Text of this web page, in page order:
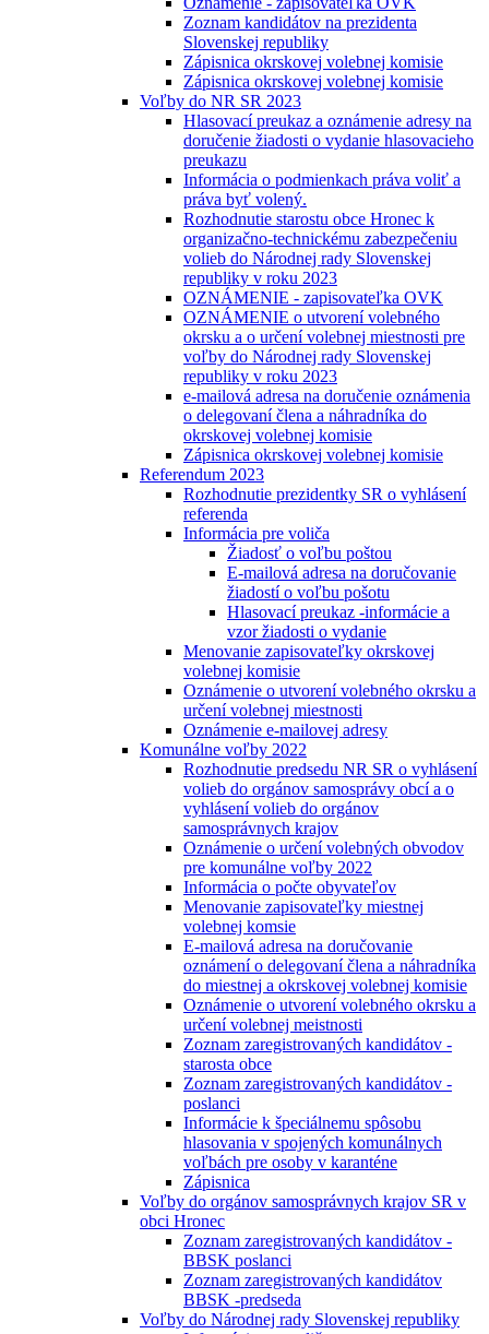
Zoznam kandidátov na prezidenta
Slovenskej republiky
Zápisnica okrskovej volebnej komisie
Zápisnica okrskovej volebnej komisie
Voľby do NR SR 2023
Hlasovací preukaz a oznámenie adresy na
doručenie žiadosti o vydanie hlasovacieho
preukazu
Informácia o podmienkach práva voliť a
práva byť volený.
Rozhodnutie starostu obce Hronec k
organizačno-technickému zabezpečeniu
volieb do Národnej rady Slovenskej
republiky v roku 2023
OZNÁMENIE - zapisovateľka OVK
OZNÁMENIE o utvorení volebného
okrsku a o určení volebnej miestnosti pre
voľby do Národnej rady Slovenskej
republiky v roku 2023
e-mailová adresa na doručenie oznámenia
o delegovaní člena a náhradníka do
okrskovej volebnej komisie
Zápisnica okrskovej volebnej komisie
Referendum 2023
Rozhodnutie prezidentky SR o vyhlásení
referenda
Informácia pre voliča
Žiadosť o voľbu poštou
E-mailová adresa na doručovanie
žiadostí o voľbu pošotu
Hlasovací preukaz -informácie a
vzor žiadosti o vydanie
Menovanie zapisovateľky okrskovej
volebnej komisie
Oznámenie o utvorení volebného okrsku a
určení volebnej miestnosti
Oznámenie e-mailovej adresy
Komunálne voľby 2022
Rozhodnutie predsedu NR SR o vyhlásení
volieb do orgánov samosprávy obcí a o
vyhlásení volieb do orgánov
samosprávnych krajov
Oznámenie o určení volebných obvodov
pre komunálne voľby 2022
Informácia o počte obyvateľov
Menovanie zapisovateľky miestnej
volebnej komsie
E-mailová adresa na doručovanie
oznámení o delegovaní člena a náhradníka
do miestnej a okrskovej volebnej komisie
Oznámenie o utvorení volebného okrsku a
určení volebnej meistnosti
Zoznam zaregistrovaných kandidátov -
starosta obce
Zoznam zaregistrovaných kandidátov -
poslanci
Informácie k špeciálnemu spôsobu
hlasovania v spojených komunálnych
voľbách pre osoby v karanténe
Zápisnica
Voľby do orgánov samosprávnych krajov SR v
obci Hronec
Zoznam zaregistrovaných kandidátov -
BBSK poslanci
Zoznam zaregistrovaných kandidátov
BBSK -predseda
Voľby do Národnej rady Slovenskej republiky